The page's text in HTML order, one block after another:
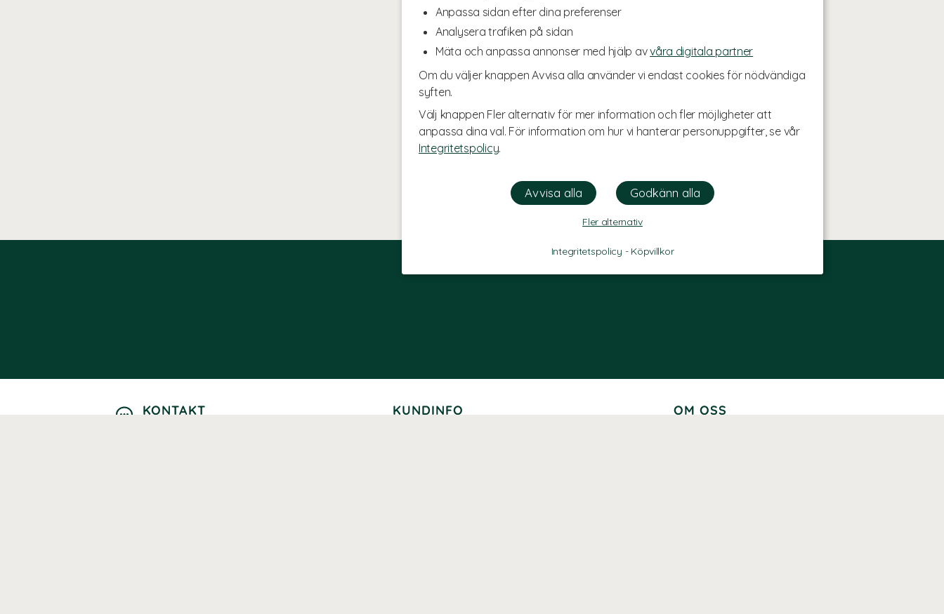
Anpassa sidan efter dina preferenser
Analysera trafiken på sidan
Mäta och anpassa annonser med hjälp avvåra digitala partner
Om du väljer knappen Avvisa alla använder vi endast cookies för nödvändiga
syften.
Välj knappen Fler alternativ för mer information och fler möjligheter att
anpassa dina val. För information om hur vi hanterar personuppgifter, se vår
Integritetspolicy.
Fler alternativ
Integritetspolicy - Köpvillkor
KONTAKT KUNDINFO OM OSS